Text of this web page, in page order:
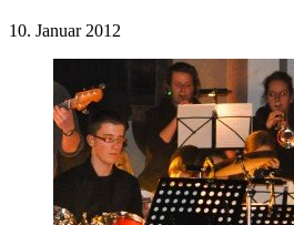
10. Januar 2012